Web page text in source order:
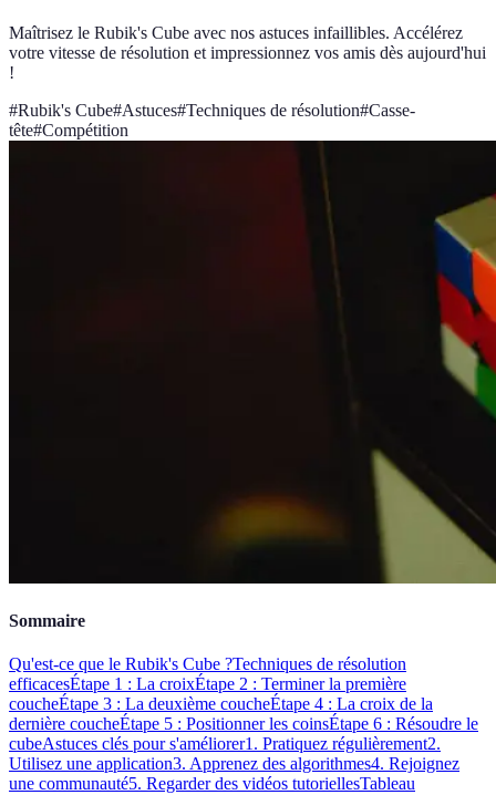
Maîtrisez le Rubik's Cube avec nos astuces infaillibles. Accélérez
votre vitesse de résolution et impressionnez vos amis dès aujourd'hui
!
#Rubik's Cube#Astuces#Techniques de résolution#Casse-
tête#Compétition
Sommaire
Qu'est-ce que le Rubik's Cube ?Techniques de résolution
efficacesÉtape 1 : La croixÉtape 2 : Terminer la première
coucheÉtape 3 : La deuxième coucheÉtape 4 : La croix de la
dernière coucheÉtape 5 : Positionner les coinsÉtape 6 : Résoudre le
cubeAstuces clés pour s'améliorer1. Pratiquez régulièrement2.
Utilisez une application3. Apprenez des algorithmes4. Rejoignez
une communauté5. Regarder des vidéos tutoriellesTableau